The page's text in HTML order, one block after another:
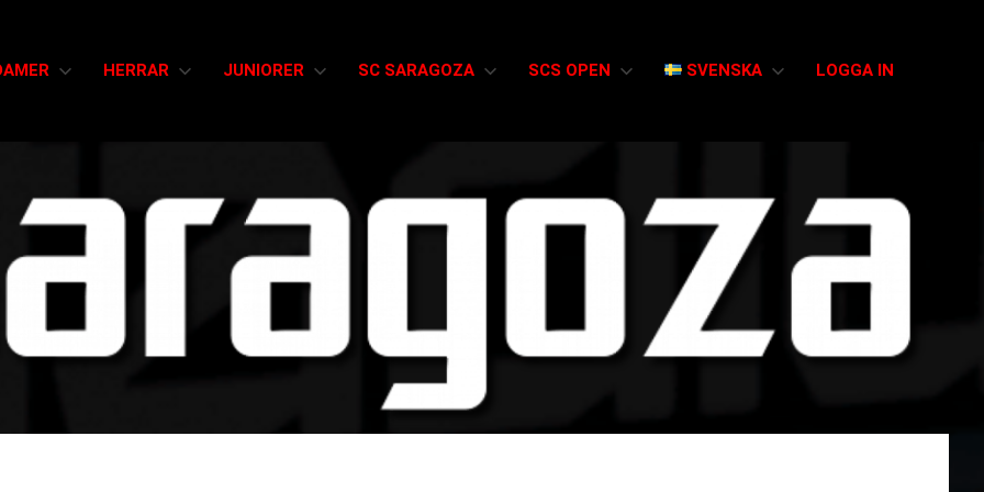
HERRAR JUNIORER SC SARAGOZA SCS OPEN SVENSKA LOGGA IN